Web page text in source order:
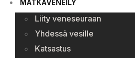
MATKAVENEILY
Liity veneseuraan
Yhdessä vesille
Katsastus